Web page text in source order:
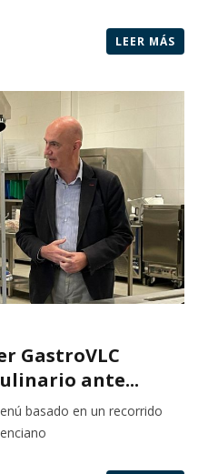
LEER MÁS
GastroVLC
ante...
basado en un recorrido